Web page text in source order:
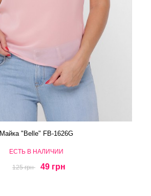
Майка "Belle" FB-1626G
ЕСТЬ В НАЛИЧИИ
125 грн 49 грн